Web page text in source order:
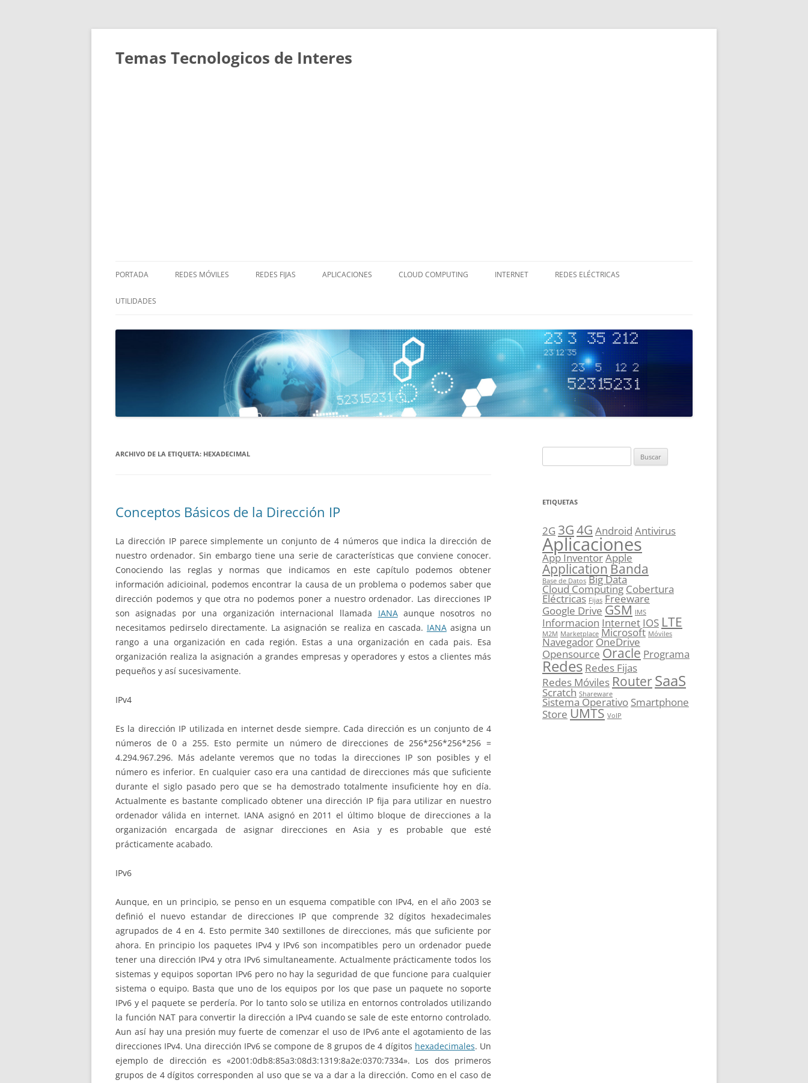
Saltar
Temas Tecnologicos de Interes
PORTADA REDES MÓVILES REDES FIJAS APLICACIONES
MÓVILES
EDUCACIÓN
CLOUD COMPUTING INTERNET REDES ELÉCTRICAS
UTILIDADES
ARCHIVO DE LA ETIQUETA: HEXADECIMAL
Conceptos Básicos de la Dirección IP
La dirección IP parece simplemente un conjunto de 4 números que indica la dirección de
nuestro ordenador. Sin embargo tiene una serie de características que conviene conocer.
Conociendo las reglas y normas que indicamos en este capítulo podemos obtener
información adicioinal, podemos encontrar la causa de un problema o podemos saber que
dirección podemos y que otra no podemos poner a nuestro ordenador. Las direcciones IP
son asignadas por una organización internacional llamada IANAaunque nosotros no
necesitamos pedirselo directamente. La asignación se realiza en cascada. IANAasigna un
rango a una organización en cada región. Estas a una organización en cada pais. Esa
organización realiza la asignación a grandes empresas y operadores y estos a clientes más
pequeños y así sucesivamente.
IPv4
Es la dirección IP utilizada en internet desde siempre. Cada dirección es un conjunto de 4
números de 0 a 255. Esto permite un número de direcciones de 256*256*256*256 =
4.294.967.296. Más adelante veremos que no todas la direcciones IP son posibles y el
número es inferior. En cualquier caso era una cantidad de direcciones más que suficiente
durante el siglo pasado pero que se ha demostrado totalmente insuficiente hoy en día.
Actualmente es bastante complicado obtener una dirección IP fija para utilizar en nuestro
ordenador válida en internet. IANA asignó en 2011 el último bloque de direcciones a la
organización encargada de asignar direcciones en Asia y es probable que esté
prácticamente acabado.
IPv6
Aunque, en un principio, se penso en un esquema compatible con IPv4, en el año 2003 se
definió el nuevo estandar de direcciones IP que comprende 32 dígitos hexadecimales
agrupados de 4 en 4. Esto permite 340 sextillones de direcciones, más que suficiente por
ahora. En principio los paquetes IPv4 y IPv6 son incompatibles pero un ordenador puede
tener una dirección IPv4 y otra IPv6 simultaneamente. Actualmente prácticamente todos los
sistemas y equipos soportan IPv6 pero no hay la seguridad de que funcione para cualquier
sistema o equipo. Basta que uno de los equipos por los que pase un paquete no soporte
IPv6 y el paquete se perdería. Por lo tanto solo se utiliza en entornos controlados utilizando
la función NAT para convertir la dirección a IPv4 cuando se sale de este entorno controlado.
Aun así hay una presión muy fuerte de comenzar el uso de IPv6 ante el agotamiento de las
direcciones IPv4. Una dirección IPv6 se compone de 8 grupos de 4 dígitos hexadecimales. Un
ejemplo de dirección es «2001:0db8:85a3:08d3:1319:8a2e:0370:7334». Los dos primeros
grupos de 4 dígitos corresponden al uso que se va a dar a la dirección. Como en el caso de
ETIQUETAS
2G 3G4G Android Antivirus
Aplicaciones
App InventorApple
Application Banda
Base de Datos Big Data
Cloud ComputingCobertura
Eléctricas Fijas Freeware
Google Drive GSM IMS
Informacion Internet IOS LTE
M2M Marketplace Microsoft Móviles
NavegadorOneDrive
Opensource Oracle Programa
Redes Redes Fijas
Redes Móviles RouterSaaS
Scratch Shareware
Sistema Operativo Smartphone
Store UMTS VoIP